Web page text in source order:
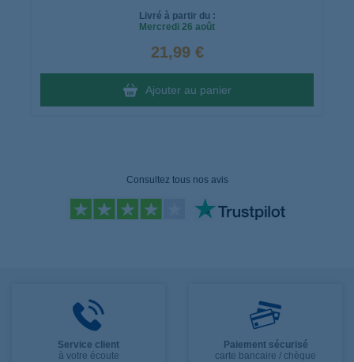
Livré à partir du :
Mercredi 26 août
21,99 €
Ajouter au panier
Consultez tous nos avis
Service client
à votre écoute
Paiement sécurisé
carte bancaire / chèque